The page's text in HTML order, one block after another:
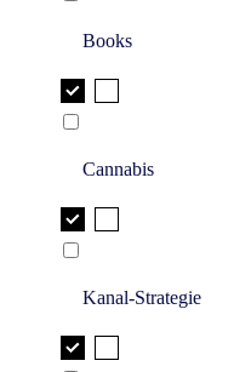
Books
Cannabis
Kanal-Strategie